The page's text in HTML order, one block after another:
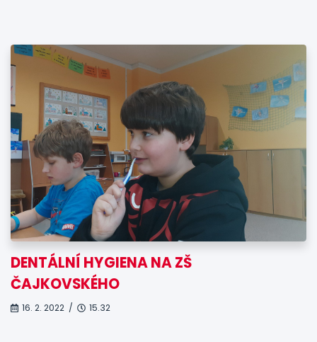
DENTÁLNÍ HYGIENA NA ZŠ
ČAJKOVSKÉHO
16. 2. 2022 / 15.32